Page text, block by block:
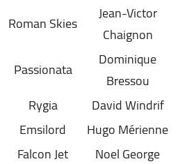
Roman Skies
Jean-Victor
Chaignon
Passionata
Dominique
Bressou
Rygia
David Windrif
Emsilord
Hugo Mérienne
Falcon Jet
Noel George